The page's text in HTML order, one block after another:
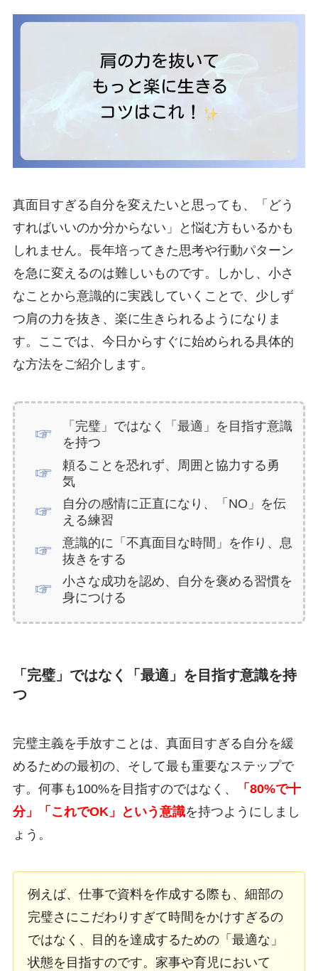
真面目すぎる自分を変えたいと思っても、「どう
すればいいのか分からない」と悩む方もいるかも
しれません。長年培ってきた思考や行動パターン
を急に変えるのは難しいものです。しかし、小さ
なことから意識的に実践していくことで、少しず
つ肩の力を抜き、楽に生きられるようになりま
す。ここでは、今日からすぐに始められる具体的
な方法をご紹介します。
「完璧」ではなく「最適」を目指す意識
を持つ
頼ることを恐れず、周囲と協力する勇
気
自分の感情に正直になり、「NO」を伝
える練習
意識的に「不真面目な時間」を作り、息
抜きをする
小さな成功を認め、自分を褒める習慣を
身につける
「完璧」ではなく「最適」を目指す意識を持
つ
完璧主義を手放すことは、真面目すぎる自分を緩
めるための最初の、そして最も重要なステップで
す。何事も100%を目指すのではなく、
「80%で十
分」「これでOK」という意識を持つようにしまし
ょう。
例えば、仕事で資料を作成する際も、細部の
完璧さにこだわりすぎて時間をかけすぎるの
ではなく、目的を達成するための「最適な」
状態を目指すのです。家事や育児において